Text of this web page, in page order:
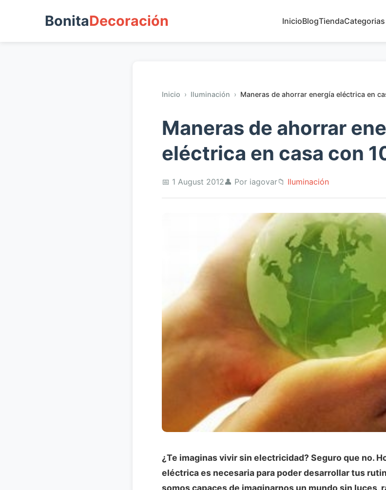
BonitaDecoración InicioBlogTiendaCategorias
Inicio › Iluminación › Maneras de ahorrar energía eléctrica en
Maneras de ahorrar
eléctrica en casa con
📅 1 August 2012👤 Por iagovar📁 Iluminación
¿Te imaginas vivir sin electricidad? Seguro que no.
eléctrica es necesaria para poder desarrollar tus
somos capaces de imaginarnos un mundo sin luces,